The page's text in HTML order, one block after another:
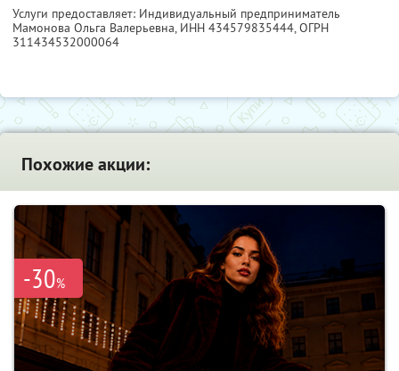
Услуги предоставляет: Индивидуальный предприниматель
Мамонова Ольга Валерьевна, ИНН 434579835444, ОГРН
311434532000064
Похожие акции:
-30%